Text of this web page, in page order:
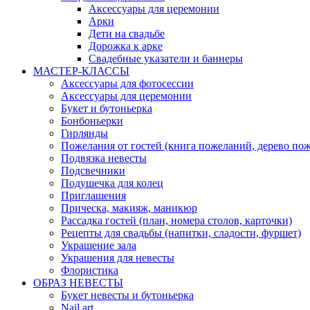
Аксессуары для церемонии
Арки
Дети на свадьбе
Дорожка к арке
Свадебные указатели и баннеры
МАСТЕР-КЛАССЫ
Аксессуары для фотосессии
Аксессуары для церемонии
Букет и бутоньерка
Бонбоньерки
Гирлянды
Пожелания от гостей (книга пожеланий, дерево
Подвязка невесты
Подсвечники
Подушечка для колец
Приглашения
Прическа, макияж, маникюр
Рассадка гостей (план, номера столов, карточки)
Рецепты для свадьбы (напитки, сладости, фуршет)
Украшение зала
Украшения для невесты
Флористика
ОБРАЗ НЕВЕСТЫ
Букет невесты и бутоньерка
Nail art